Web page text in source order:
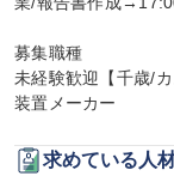
募集職種
未経験歓迎【千歳/
装置メーカー
求めている人